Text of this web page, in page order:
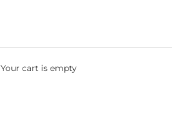
Your cart is empty